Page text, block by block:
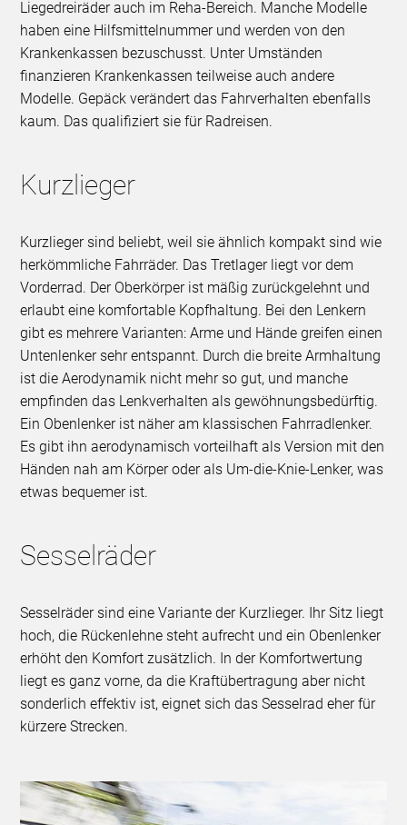
Liegedreiräder auch im Reha-Bereich. Manche Modelle
haben eine Hilfsmittelnummer und werden von den
Krankenkassen bezuschusst. Unter Umständen
finanzieren Krankenkassen teilweise auch andere
Modelle. Gepäck verändert das Fahrverhalten ebenfalls
kaum. Das qualifiziert sie für Radreisen.
Kurzlieger
Kurzlieger sind beliebt, weil sie ähnlich kompakt sind wie
herkömmliche Fahrräder. Das Tretlager liegt vor dem
Vorderrad. Der Oberkörper ist mäßig zurückgelehnt und
erlaubt eine komfortable Kopfhaltung. Bei den Lenkern
gibt es mehrere Varianten: Arme und Hände greifen einen
Untenlenker sehr entspannt. Durch die breite Armhaltung
ist die Aerodynamik nicht mehr so gut, und manche
empfinden das Lenkverhalten als gewöhnungsbedürftig.
Ein Obenlenker ist näher am klassischen Fahrradlenker.
Es gibt ihn aerodynamisch vorteilhaft als Version mit den
Händen nah am Körper oder als Um-die-Knie-Lenker, was
etwas bequemer ist.
Sesselräder
Sesselräder sind eine Variante der Kurzlieger. Ihr Sitz liegt
hoch, die Rückenlehne steht aufrecht und ein Obenlenker
erhöht den Komfort zusätzlich. In der Komfortwertung
liegt es ganz vorne, da die Kraftübertragung aber nicht
sonderlich effektiv ist, eignet sich das Sesselrad eher für
kürzere Strecken.